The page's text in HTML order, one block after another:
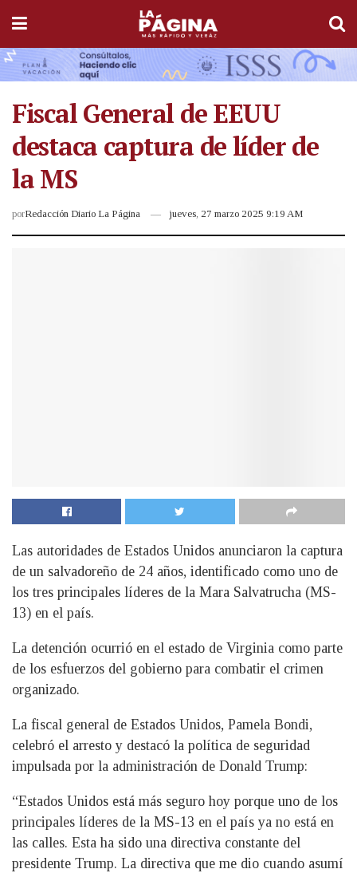
Fiscal General de EEUU
destaca captura de líder de
la MS
porRedacción Diario La Página jueves, 27 marzo 2025 9:19 AM
Las autoridades de Estados Unidos anunciaron la captura
de un salvadoreño de 24 años, identificado como uno de
los tres principales líderes de la Mara Salvatrucha (MS-
13) en el país.
La detención ocurrió en el estado de Virginia como parte
de los esfuerzos del gobierno para combatir el crimen
organizado.
La fiscal general de Estados Unidos, Pamela Bondi,
celebró el arresto y destacó la política de seguridad
impulsada por la administración de Donald Trump:
“Estados Unidos está más seguro hoy porque uno de los
principales líderes de la MS-13 en el país ya no está en
las calles. Esta ha sido una directiva constante del
presidente Trump. La directiva que me dio cuando asumí